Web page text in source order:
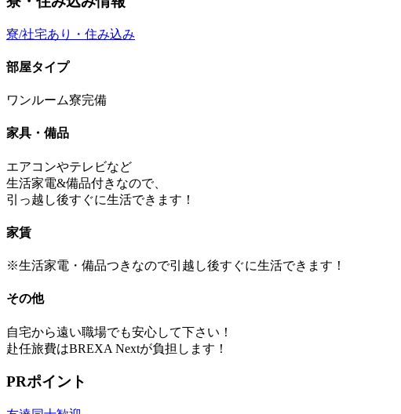
寮/社宅あり・住み込み
部屋タイプ
ワンルーム寮完備
家具・備品
エアコンやテレビなど
生活家電&備品付きなので、
引っ越し後すぐに生活できます！
家賃
※生活家電・備品つきなので引越し後すぐに生活できます！
その他
自宅から遠い職場でも安心して下さい！
赴任旅費はBREXA Nextが負担します！
PRポイント